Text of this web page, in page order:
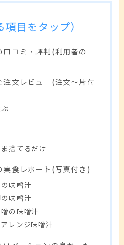
目をタップ）
口コミ・評判(利用者の
注文レビュー(注文～片付
捨てるだけ
実食レポート(写真付き)
味噌汁
味噌汁
の味噌汁
レンジ味噌汁